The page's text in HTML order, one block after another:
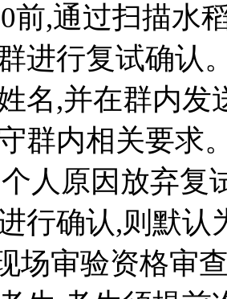
前,通过扫描水
进行复试确认
名,并在群内发
群内相关要求
人原因放弃复
行确认,则默认
场审验资格审